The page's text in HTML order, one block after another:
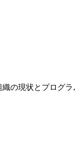
の現状とプログラ